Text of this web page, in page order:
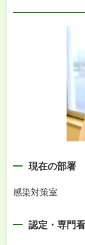
現在の部署
感染対策室
認定・専門